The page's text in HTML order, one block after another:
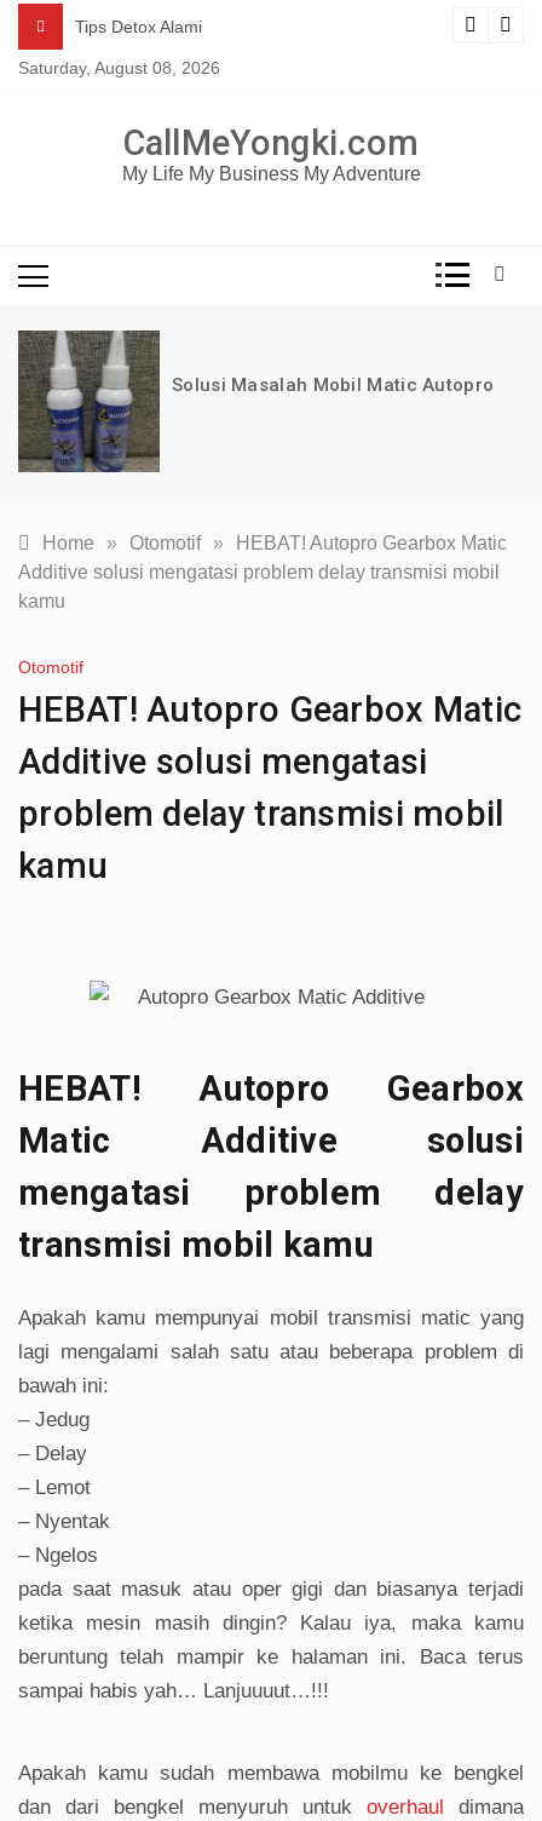
Mau dapat tutorial digital marketing GRATIS selama 1
content
Tips Detox Alami
Saturday, August 08, 2026
CallMeYongki.com
My Life My Business My Adventure
Solusi Masalah Mobil Matic Autopro
Home » Otomotif »
HEBAT! Autopro Gearbox Matic
Additive solusi mengatasi problem delay transmisi mobil
kamu
Otomotif
HEBAT! Autopro Gearbox Matic
Additive solusi mengatasi
problem delay transmisi mobil
kamu
HEBAT! Autopro Gearbox
Matic Additive solusi
mengatasi problem delay
transmisi mobil kamu
Apakah kamu mempunyai mobil transmisi matic yang
lagi mengalami salah satu atau beberapa problem di
bawah ini:
– Jedug
– Delay
– Lemot
– Nyentak
– Ngelos
pada saat masuk atau oper gigi dan biasanya terjadi
ketika mesin masih dingin? Kalau iya, maka kamu
beruntung telah mampir ke halaman ini. Baca terus
sampai habis yah… Lanjuuuut…!!!
Apakah kamu sudah membawa mobilmu ke bengkel
dan dari bengkel menyuruh untuk overhaul
dimana